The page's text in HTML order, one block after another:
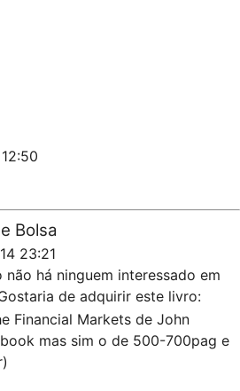
Bolsa
23:21
há ninguem interessado em
de adquirir este livro:
Financial Markets de John
mas sim o de 500-700pag e